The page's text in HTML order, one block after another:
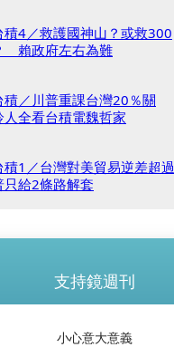
積4／救護國神山？或救300
賴政府左右為難
／川普重課台灣20％關
全看台積電魏哲家
1／台灣對美貿易逆差超過
給2條路解套
支持鏡週刊
小心意大意義